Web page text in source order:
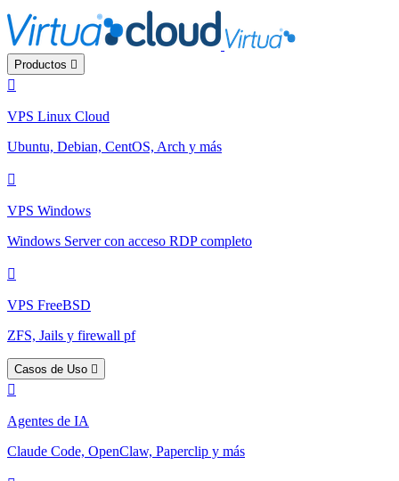
Productos
VPS Linux Cloud
Ubuntu, Debian, CentOS, Arch y más
VPS Windows
Windows Server con acceso RDP completo
VPS FreeBSD
ZFS, Jails y firewall pf
Casos de Uso
Agentes de IA
Claude Code, OpenClaw, Paperclip y más